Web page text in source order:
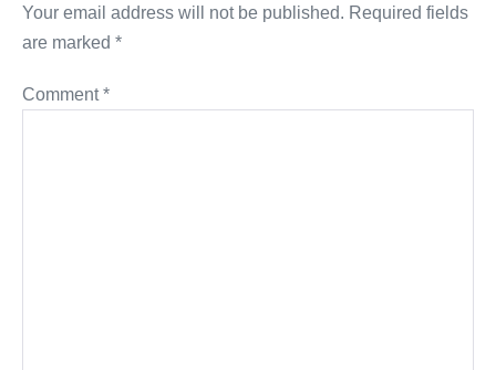
Your email address will not be published. Required fields
are marked *
Comment*